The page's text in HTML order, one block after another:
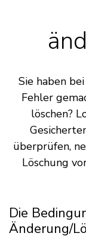
Sie haben
Fehler
löschen?
überprüfen,
Löschung
Die
Änderung/